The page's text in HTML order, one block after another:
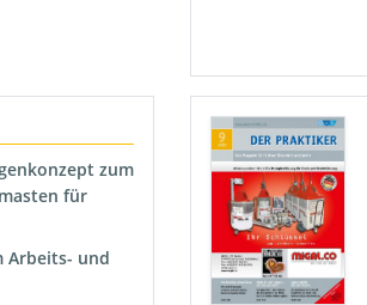
zum
für
Arbeits- und